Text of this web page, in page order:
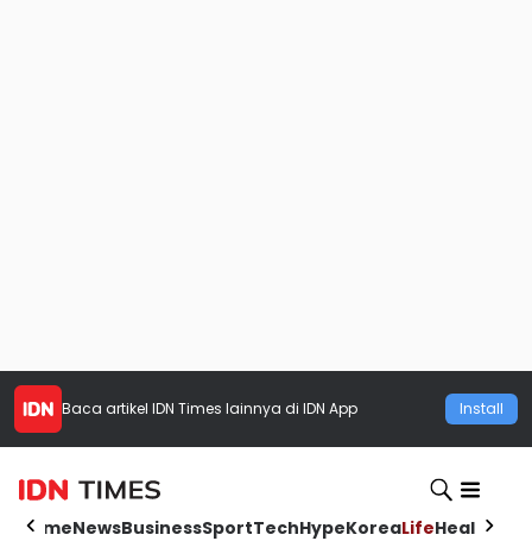
Baca artikel IDN Times lainnya di IDN App Install
HomeNewsBusinessSportTechHypeKoreaLifeHealth